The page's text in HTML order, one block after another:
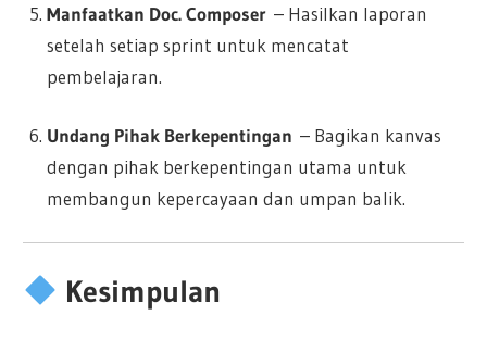
Manfaatkan Doc. Composer– Hasilkan laporan
setelah setiap sprint untuk mencatat
pembelajaran.
Undang Pihak Berkepentingan – Bagikan kanvas
dengan pihak berkepentingan utama untuk
membangun kepercayaan dan umpan balik.
Kesimpulan